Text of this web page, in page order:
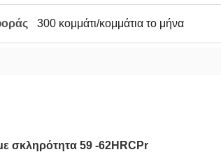
300 κομμάτι/κομμάτια το μήνα
σκληρότητα 59 -62HRCPr